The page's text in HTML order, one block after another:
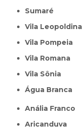
Sumaré
Vila Leopoldina
Vila Pompeia
Vila Romana
Vila Sônia
Água Branca
Anália Franco
Aricanduva